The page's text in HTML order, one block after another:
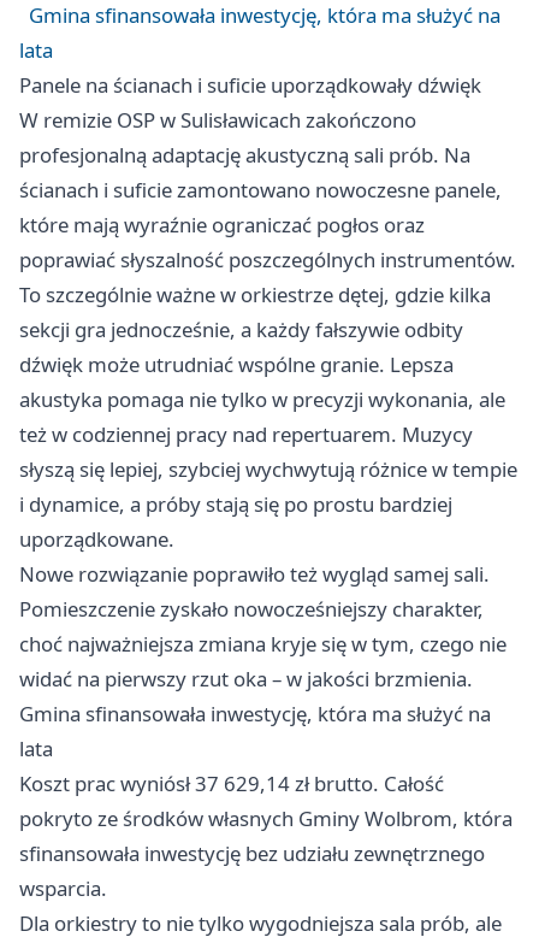
Gmina sfinansowała inwestycję, która ma służyć na
lata
Panele na ścianach i suficie uporządkowały dźwięk
W remizie OSP w Sulisławicach zakończono
profesjonalną adaptację akustyczną sali prób. Na
ścianach i suficie zamontowano nowoczesne panele,
które mają wyraźnie ograniczać pogłos oraz
poprawiać słyszalność poszczególnych instrumentów.
To szczególnie ważne w orkiestrze dętej, gdzie kilka
sekcji gra jednocześnie, a każdy fałszywie odbity
dźwięk może utrudniać wspólne granie. Lepsza
akustyka pomaga nie tylko w precyzji wykonania, ale
też w codziennej pracy nad repertuarem. Muzycy
słyszą się lepiej, szybciej wychwytują różnice w tempie
i dynamice, a próby stają się po prostu bardziej
uporządkowane.
Nowe rozwiązanie poprawiło też wygląd samej sali.
Pomieszczenie zyskało nowocześniejszy charakter,
choć najważniejsza zmiana kryje się w tym, czego nie
widać na pierwszy rzut oka – w jakości brzmienia.
Gmina sfinansowała inwestycję, która ma służyć na
lata
Koszt prac wyniósł 37 629,14 zł brutto. Całość
pokryto ze środków własnych Gminy Wolbrom, która
sfinansowała inwestycję bez udziału zewnętrznego
wsparcia.
Dla orkiestry to nie tylko wygodniejsza sala prób, ale